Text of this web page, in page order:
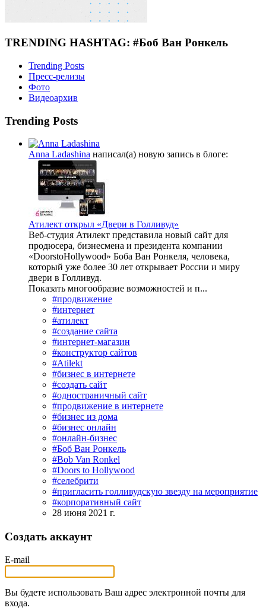
TRENDING HASHTAG: #Боб Ван Ронкель
Trending Posts
Пресс-релизы
Фото
Видеоархив
Trending Posts
Anna Ladashina написал(а) новую запись в блоге:
Атилект открыл «Двери в Голливуд»
Веб-студия Атилект представила новый сайт для
продюсера, бизнесмена и президента компании
«DoorstoHollywood» Боба Ван Ронкеля, человека,
который уже более 30 лет открывает России и миру
двери в Голливуд.
Показать многообразие возможностей и п...
#продвижение
#интернет
#атилект
#создание сайта
#интернет-магазин
#конструктор сайтов
#Atilekt
#бизнес в интернете
#создать сайт
#одностраничный сайт
#продвижение в интернете
#бизнес из дома
#бизнес онлайн
#онлайн-бизнес
#Боб Ван Ронкель
#Bob Van Ronkel
#Doors to Hollywood
#селебрити
#пригласить голливудскую звезду на мероприятие
#корпоративный сайт
28 июня 2021 г.
Создать аккаунт
E-mail
Вы будете использовать Ваш адрес электронной почты для
входа.